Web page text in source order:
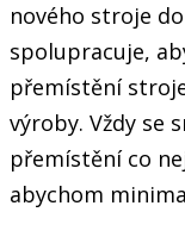
nového stroje
spolupracuje,
přemístění
výroby. Vždy se
přemístění co
abychom